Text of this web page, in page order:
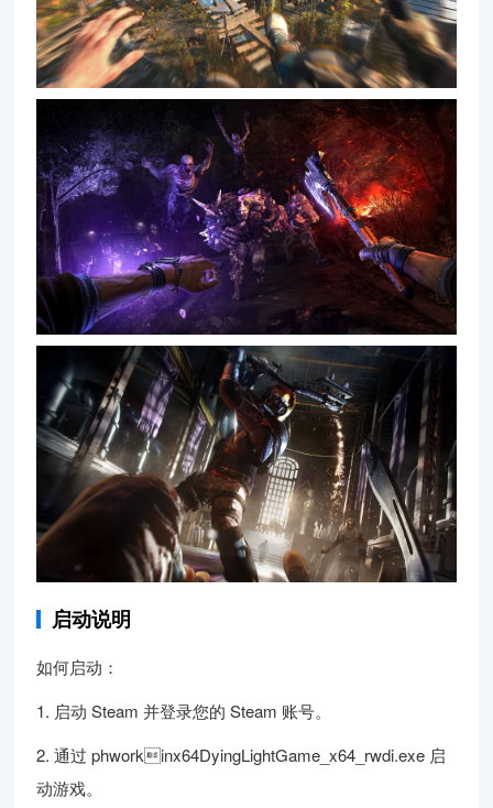
启动说明
如何启动：
1. 启动 Steam 并登录您的 Steam 账号。
2. 通过 phworkinx64DyingLightGame_x64_rwdi.exe 启
动游戏。